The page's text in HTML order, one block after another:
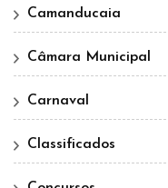
Camanducaia
Câmara Municipal
Carnaval
Classificados